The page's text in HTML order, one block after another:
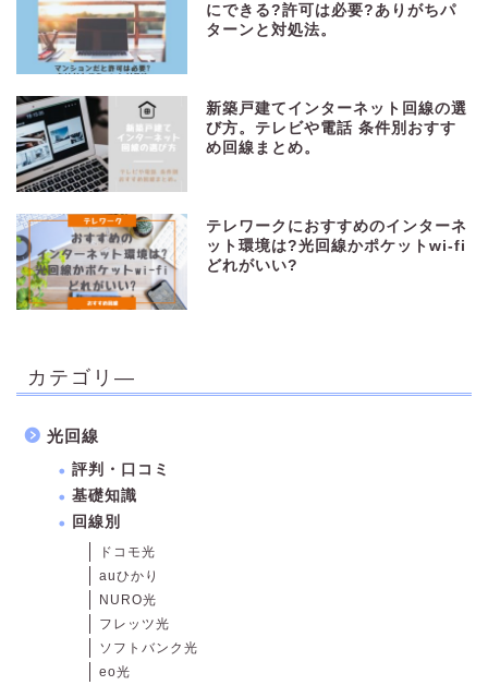
にできる?許可は必要?ありがちパ
ターンと対処法。
新築戸建てインターネット回線の選
び方。テレビや電話 条件別おすす
め回線まとめ。
テレワークにおすすめのインターネ
ット環境は?光回線かポケットwi-fi
どれがいい?
カテゴリ―
光回線
評判・口コミ
基礎知識
回線別
ドコモ光
auひかり
NURO光
フレッツ光
ソフトバンク光
eo光